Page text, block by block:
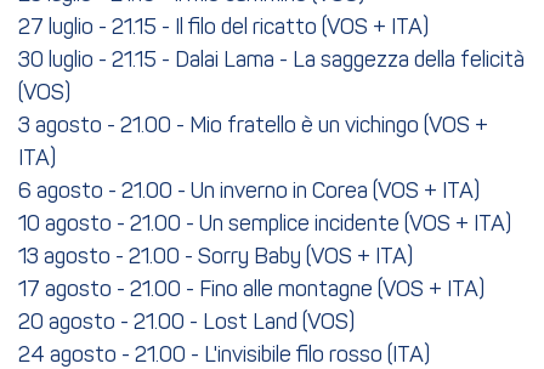
27 luglio - 21.15 - Il filo del ricatto (VOS + ITA)
30 luglio - 21.15 - Dalai Lama - La saggezza della felicità
(VOS)
3 agosto - 21.00 - Mio fratello è un vichingo (VOS +
ITA)
6 agosto - 21.00 - Un inverno in Corea (VOS + ITA)
10 agosto - 21.00 - Un semplice incidente (VOS + ITA)
13 agosto - 21.00 - Sorry Baby (VOS + ITA)
17 agosto - 21.00 - Fino alle montagne (VOS + ITA)
20 agosto - 21.00 - Lost Land (VOS)
24 agosto - 21.00 - L'invisibile filo rosso (ITA)